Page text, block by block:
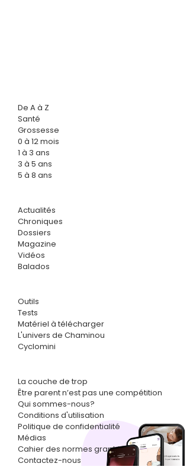
De A à Z
Santé
Grossesse
0 à 12 mois
1 à 3 ans
3 à 5 ans
5 à 8 ans
Actualités
Chroniques
Dossiers
Magazine
Vidéos
Balados
Outils
Tests
Matériel à télécharger
L'univers de Chaminou
Cyclomini
La couche de trop
Être parent n’est pas une compétition
Qui sommes-nous?
Conditions d'utilisation
Politique de confidentialité
Médias
Cahier des normes graphiques
Contactez-nous